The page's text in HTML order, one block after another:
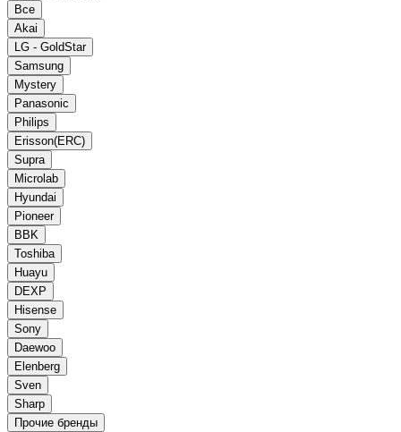
Все
Akai
LG - GoldStar
Samsung
Mystery
Panasonic
Philips
Erisson(ERC)
Supra
Microlab
Hyundai
Pioneer
BBK
Toshiba
Huayu
DEXP
Hisense
Sony
Daewoo
Elenberg
Sven
Sharp
Прочие бренды